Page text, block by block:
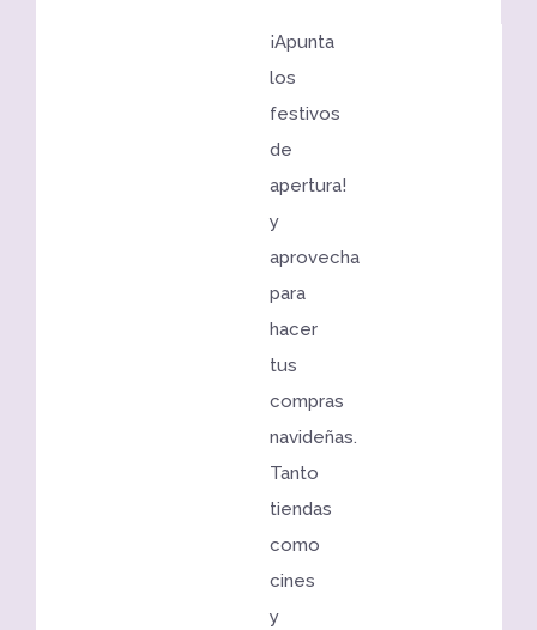
¡Apunta
los
festivos
de
apertura!
y
aprovecha
para
hacer
tus
compras
navideñas.
Tanto
tiendas
como
cines
y